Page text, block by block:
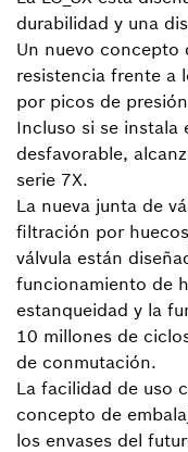
durabilidad y una
Un nuevo concepto
resistencia frente a
por picos de
Incluso si se instala
desfavorable,
serie 7X.
La nueva junta de
filtración por
válvula están
funcionamiento de
estanqueidad y la
10 millones de
de conmutación.
La facilidad de uso
concepto de
los envases del